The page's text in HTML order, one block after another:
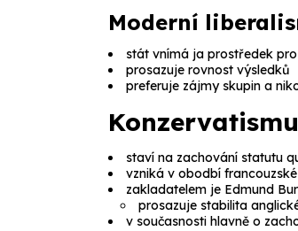
Moderní
stát vnímá ja prostředek
prosazuje rovnost výsledků
preferuje zájmy skupin a
staví na zachování statutu
vzniká v obodbí
zakladatelem je Edmund
prosazuje stabilita
v současnosti hlavně o